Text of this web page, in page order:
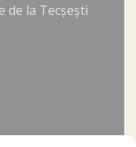
de la Tecșești